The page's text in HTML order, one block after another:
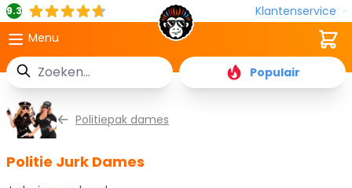
9.3
Klantenservice
Menu
Zoek
Populair
Cart
Politiepak dames
Politie Jurk Dames